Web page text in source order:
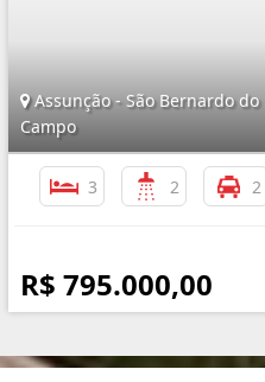
Assunção - São Bernardo do
Campo
3 2 2
R$ 795.000,00